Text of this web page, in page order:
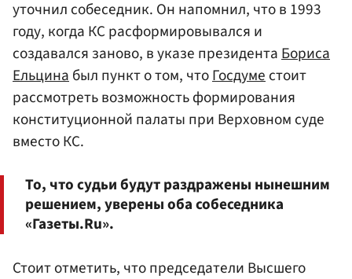
уточнил собеседник. Он напомнил, что в 1993
году, когда КС расформировывался и
создавался заново, в указе президентаБориса
Ельцинабыл пункт о том, чтоГосдуместоит
рассмотреть возможность формирования
конституционной палаты при Верховном суде
вместо КС.
То, что судьи будут раздражены нынешним
решением, уверены оба собеседника
«Газеты.Ru».
Стоит отметить, что председатели Высшего